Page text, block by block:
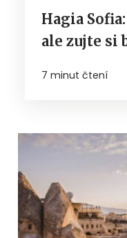
Hagia
ale zujte si
7 minut čtení